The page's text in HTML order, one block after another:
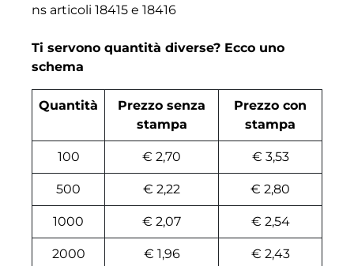
ns articoli 18415 e 18416
Ti servono quantità diverse? Ecco uno
schema
Quantità
Prezzo senza
stampa
Prezzo con
stampa
100 € 2,70 € 3,53
500 € 2,22 € 2,80
1000 € 2,07 € 2,54
2000 € 1,96 € 2,43